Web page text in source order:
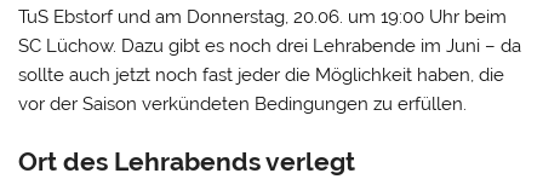
TuS Ebstorf und am Donnerstag, 20.06. um 19:00 Uhr beim
SC Lüchow. Dazu gibt es noch drei Lehrabende im Juni – da
sollte auch jetzt noch fast jeder die Möglichkeit haben, die
vor der Saison verkündeten Bedingungen zu erfüllen.
Ort des Lehrabends verlegt